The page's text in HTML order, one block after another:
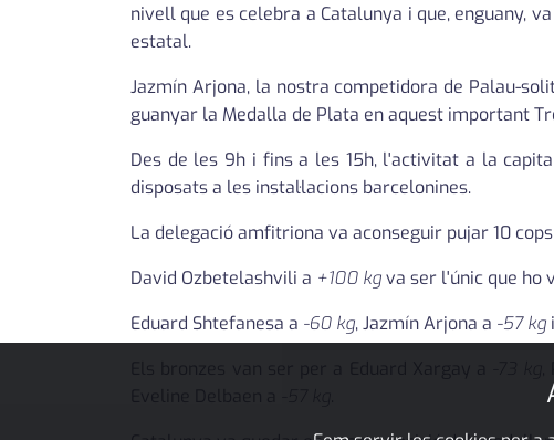
nivell que es celebra a Catalunya i que, enguany,
estatal.
Jazmín Arjona, la nostra competidora de Palau-
guanyar la Medalla de Plata en aquest important
Des de les 9h i fins a les 15h, l'activitat a la
disposats a les instal·lacions barcelonines.
La delegació amfitriona va aconseguir pujar 10
David Ozbetelashvili a +100 kgva ser l'únic que ho
Eduard Shtefanesa a -60 kg, Jazmín Arjona a -57 kg